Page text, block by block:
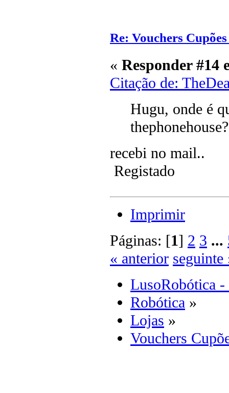
Re: Vouchers
« Responder #14
Citação de:
Hugu, onde é
thephonehouse?
recebi no mail..
Registado
Imprimir
Páginas: [1] 2 3 ...
« anterior seguinte
LusoRobótica -
Robótica »
Lojas »
Vouchers